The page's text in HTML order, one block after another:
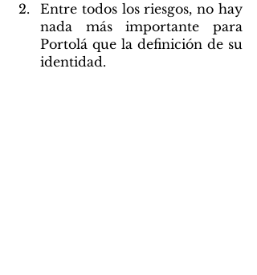
Entre todos los riesgos, no hay
nada más importante para
Portolá que la definición de su
identidad.